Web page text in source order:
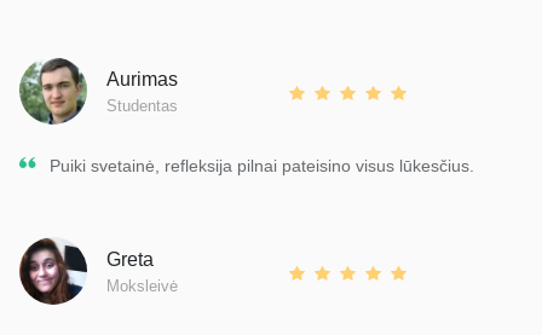
Aurimas
Studentas
Puiki svetainė, refleksija pilnai pateisino visus lūkesčius.
Greta
Moksleivė